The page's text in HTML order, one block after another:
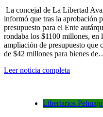
La concejal de La Libertad
informó que tras la aprobación
presupuesto para el Ente
rondaba los $1100 millones, en
ampliación de presupuesto que
de $42 millones para bienes
Leer noticia completa
Libertarios Pehuajo